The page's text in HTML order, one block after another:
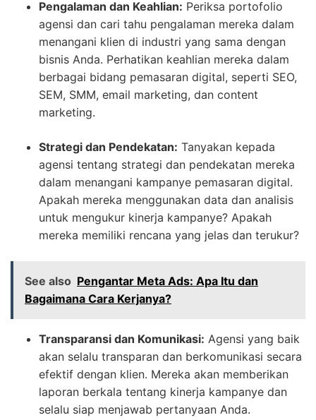
Pengalaman dan Keahlian: Periksa portofolio
agensi dan cari tahu pengalaman mereka dalam
menangani klien di industri yang sama dengan
bisnis Anda. Perhatikan keahlian mereka dalam
berbagai bidang pemasaran digital, seperti SEO,
SEM, SMM, email marketing, dan content
marketing.
Strategi dan Pendekatan: Tanyakan kepada
agensi tentang strategi dan pendekatan mereka
dalam menangani kampanye pemasaran digital.
Apakah mereka menggunakan data dan analisis
untuk mengukur kinerja kampanye? Apakah
mereka memiliki rencana yang jelas dan terukur?
See also Pengantar Meta Ads: Apa Itu dan
Bagaimana Cara Kerjanya?
Transparansi dan Komunikasi: Agensi yang baik
akan selalu transparan dan berkomunikasi secara
efektif dengan klien. Mereka akan memberikan
laporan berkala tentang kinerja kampanye dan
selalu siap menjawab pertanyaan Anda.